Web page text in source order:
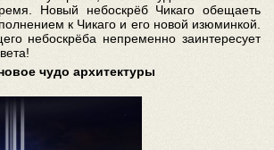
Новый небоскрёб Чикаго обещаеть
к Чикаго и его новой изюминкой.
небоскрёба непременно заинтересует
чудо архитектуры